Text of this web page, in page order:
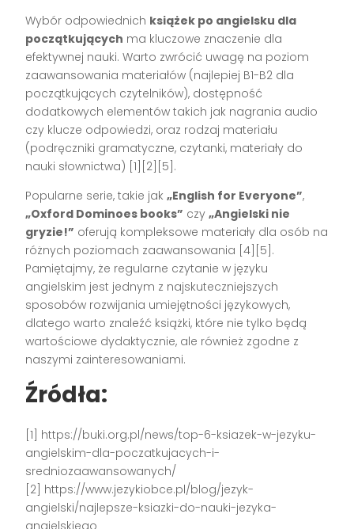
Wybór odpowiednich książek po angielsku dla
początkujących ma kluczowe znaczenie dla
efektywnej nauki. Warto zwrócić uwagę na poziom
zaawansowania materiałów (najlepiej B1-B2 dla
początkujących czytelników), dostępność
dodatkowych elementów takich jak nagrania audio
czy klucze odpowiedzi, oraz rodzaj materiału
(podręczniki gramatyczne, czytanki, materiały do
nauki słownictwa) [1][2][5].
Popularne serie, takie jak„English for Everyone”,
„Oxford Dominoes books” czy„Angielski nie
gryzie!” oferują kompleksowe materiały dla osób na
różnych poziomach zaawansowania [4][5].
Pamiętajmy, że regularne czytanie w języku
angielskim jest jednym z najskuteczniejszych
sposobów rozwijania umiejętności językowych,
dlatego warto znaleźć książki, które nie tylko będą
wartościowe dydaktycznie, ale również zgodne z
naszymi zainteresowaniami.
Źródła:
[1] https://buki.org.pl/news/top-6-ksiazek-w-jezyku-
angielskim-dla-poczatkujacych-i-
sredniozaawansowanych/
[2] https://www.jezykiobce.pl/blog/jezyk-
angielski/najlepsze-ksiazki-do-nauki-jezyka-
angielskiego